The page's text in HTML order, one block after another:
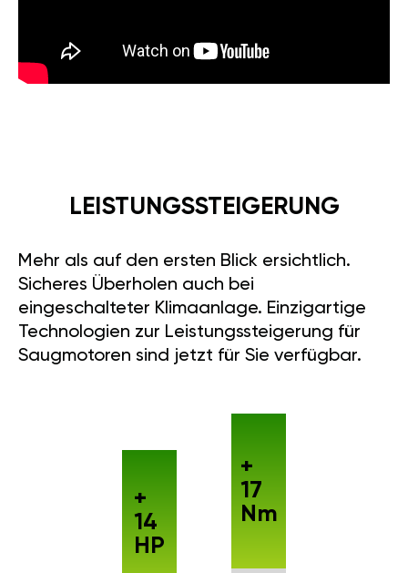
LEISTUNGSSTEIGERUNG
Mehr als auf den ersten Blick ersichtlich.
Sicheres Überholen auch bei
eingeschalteter Klimaanlage. Einzigartige
Technologien zur Leistungssteigerung für
Saugmotoren sind jetzt für Sie verfügbar.
+
14
HP
+
17
Nm